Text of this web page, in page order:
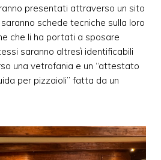
presentati attraverso un sito
schede tecniche sulla loro
che li ha portati a sposare
saranno altresì identificabili
una vetrofania e un “attestato
per pizzaioli” fatta da un